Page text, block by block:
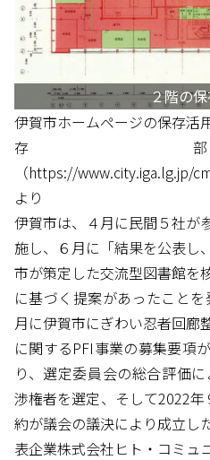
２階の
伊賀市ホームページの保存
存
（https://www.city.iga.lg.jp/
より
伊賀市は、４月に民間５社が
施し、６月に「結果を公表し
市が策定した交流型図書館を
に基づく提案があったこと
月に伊賀市にぎわい忍者回廊
に関するPFI事業の募集要項
り、選定委員会の総合評価
渉権者を選定、そして2022
約が議会の議決により成立し
表企業株式会社ヒト・コミュ